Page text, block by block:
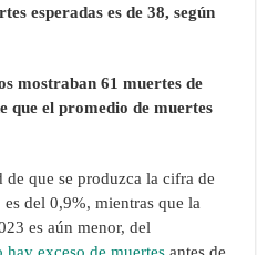
esperadas es de 38, según
mostraban 61 muertes de
que el promedio de muertes
que se produzca la cifra de
del 0,9%, mientras que la
es aún menor, del